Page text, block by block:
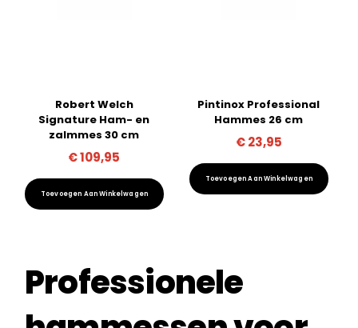
Robert Welch
Signature Ham- en
zalmmes 30 cm
€109,95
Toevoegen Aan Winkelwagen
Pintinox Professional
Hammes 26 cm
€23,95
Toevoegen Aan Winkelwagen
Professionele